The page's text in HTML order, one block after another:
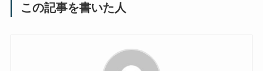
この記事を書いた人